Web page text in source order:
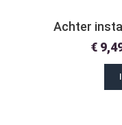
Achter
€